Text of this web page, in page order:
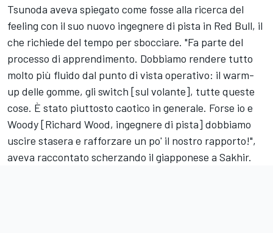
Tsunoda aveva spiegato come fosse alla ricerca del
feeling con il suo nuovo ingegnere di pista in Red Bull, il
che richiede del tempo per sbocciare. "Fa parte del
processo di apprendimento. Dobbiamo rendere tutto
molto più fluido dal punto di vista operativo: il warm-
up delle gomme, gli switch [sul volante], tutte queste
cose. È stato piuttosto caotico in generale. Forse io e
Woody [Richard Wood, ingegnere di pista] dobbiamo
uscire stasera e rafforzare un po' il nostro rapporto!",
aveva raccontato scherzando il giapponese a Sakhir.